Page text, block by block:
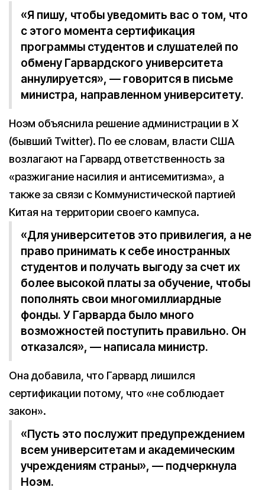
«Я пишу, чтобы уведомить вас о том, что
с этого момента сертификация
программы студентов и слушателей по
обмену Гарвардского университета
аннулируется», — говорится в письме
министра, направленном университету.
Ноэм объяснила решение администрации в X
(бывший Twitter). По ее словам, власти США
возлагают на Гарвард ответственность за
«разжигание насилия и антисемитизма», а
также за связи с Коммунистической партией
Китая на территории своего кампуса.
«Для университетов это привилегия, а не
право принимать к себе иностранных
студентов и получать выгоду за счет их
более высокой платы за обучение, чтобы
пополнять свои многомиллиардные
фонды. У Гарварда было много
возможностей поступить правильно. Он
отказался», — написала министр.
Она добавила, что Гарвард лишился
сертификации потому, что «не соблюдает
закон».
«Пусть это послужит предупреждением
всем университетам и академическим
учреждениям страны», — подчеркнула
Ноэм.